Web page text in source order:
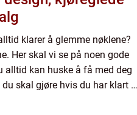
klarer å glemme nøklene?
Her skal vi se på noen gode
alltid kan huske å få med deg
skal gjøre hvis du har klart å